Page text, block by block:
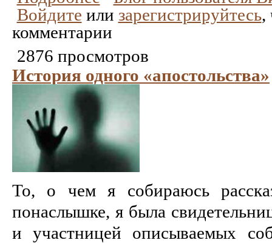
Войдите или зарегистрируйтесь,
комментарии
2876 просмотров
История одного «апостольства»
To, о чем я собираюсь
понаслышке, я была
и участницей описываемых